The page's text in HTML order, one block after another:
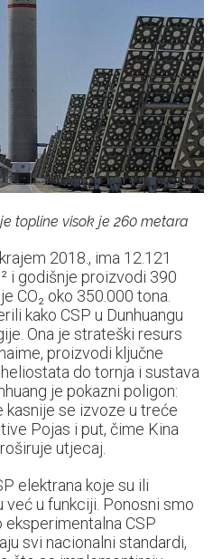
topline visok je 260 metara
2018., ima 12.121
i godišnje proizvodi 390
CO₂ oko 350.000 tona.
kako CSP u Dunhuangu
Ona je strateški resurs
proizvodi ključne
do tornja i sustava
je pokazni poligon:
se izvoze u treće
Pojas i put, čime Kina
utjecaj.
elektrana koje su ili
već u funkciji. Ponosni smo
CSP
svi nacionalni standardi,